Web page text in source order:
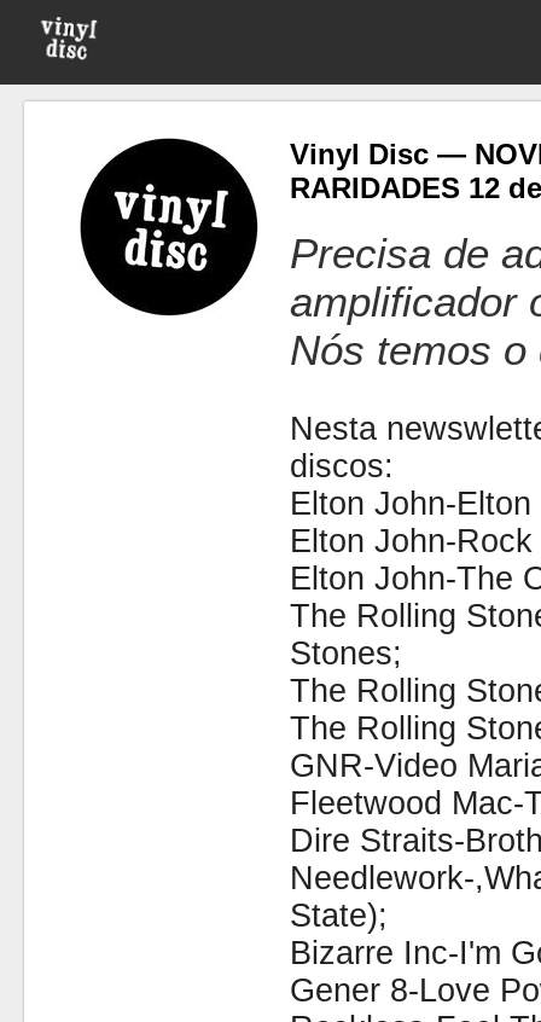
Vinyl Disc —
RARIDADES 12
Precisa de
amplificador
Nós temos o
Nesta
discos:
Elton John-Elton
Elton John-
Elton John-The
The Rolling
Stones;
The Rolling
The Rolling
GNR-Video
Fleetwood Mac-
Dire Straits-
Needlework-
State);
Bizarre Inc-I'm
Gener 8-Love